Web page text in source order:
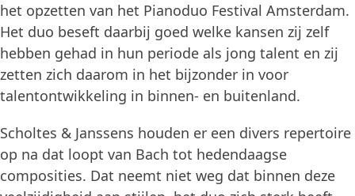
het opzetten van het Pianoduo Festival Amsterdam.
Het duo beseft daarbij goed welke kansen zij zelf
hebben gehad in hun periode als jong talent en zij
zetten zich daarom in het bijzonder in voor
talentontwikkeling in binnen- en buitenland.
Scholtes & Janssens houden er een divers repertoire
op na dat loopt van Bach tot hedendaagse
composities. Dat neemt niet weg dat binnen deze